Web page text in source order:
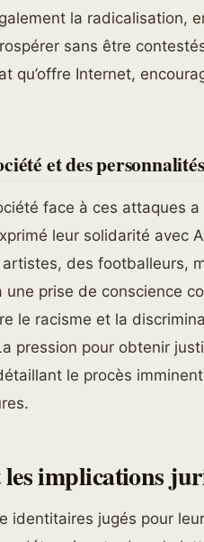
la radicalisation,
sans être
qu’offre Internet,
et des
face à ces attaques
leur solidarité avec
des footballeurs,
une prise de conscience
le racisme et la
pression pour obtenir
le procès
les implications
identitaires jugés pour